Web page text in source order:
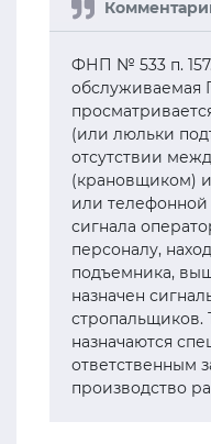
ФНП № 533 п. 157.
обслуживаемая
(или люльки
отсутствии
(крановщиком)
или телефонной
сигнала
персоналу,
подъемника,
назначен
стропальщиков.
назначаются
ответственным
производство